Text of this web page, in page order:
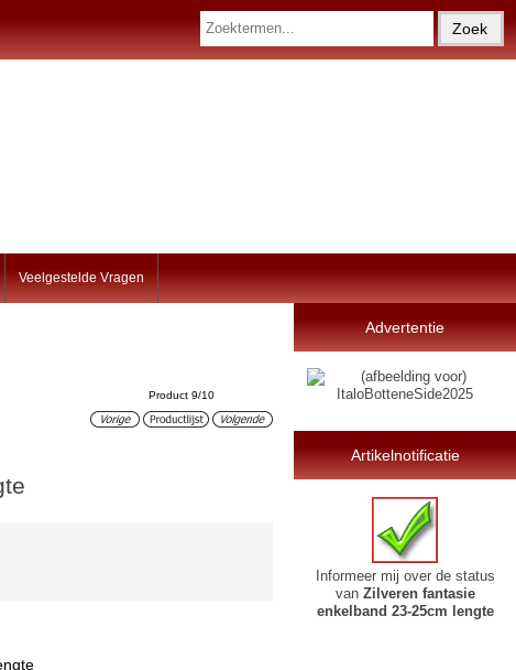
Veelgestelde Vragen
Product 9/10
Advertentie
Artikelnotificatie
Informeer mij over de status
van Zilveren fantasie
enkelband 23-25cm lengte